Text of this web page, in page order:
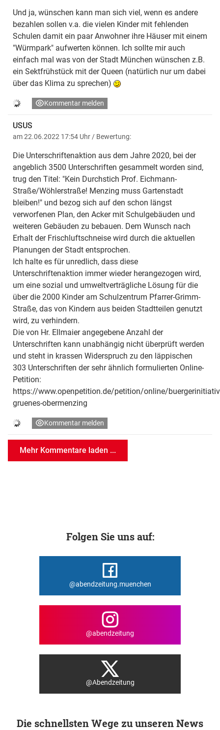
Und ja, wünschen kann man sich viel, wenn es andere
bezahlen sollen v.a. die vielen Kinder mit fehlenden
Schulen damit ein paar Anwohner ihre Häuser mit einem
"Würmpark" aufwerten können. Ich sollte mir auch
einfach mal was von der Stadt München wünschen z.B.
ein Sektfrühstück mit der Queen (natürlich nur um dabei
über das Klima zu sprechen)
Kommentar melden
USUS
am 22.06.2022 17:54 Uhr / Bewertung:
Die Unterschriftenaktion aus dem Jahre 2020, bei der
angeblich 3500 Unterschriften gesammelt worden sind,
trug den Titel: "Kein Durchstich Prof. Eichmann-
Straße/Wöhlerstraße! Menzing muss Gartenstadt
bleiben!" und bezog sich auf den schon längst
verworfenen Plan, den Acker mit Schulgebäuden und
weiteren Gebäuden zu bebauen. Dem Wunsch nach
Erhalt der Frischluftschneise wird durch die aktuellen
Planungen der Stadt entsprochen.
Ich halte es für unredlich, dass diese
Unterschriftenaktion immer wieder herangezogen wird,
um eine sozial und umweltverträgliche Lösung für die
über die 2000 Kinder am Schulzentrum Pfarrer-Grimm-
Straße, das von Kindern aus beiden Stadtteilen genutzt
wird, zu verhindern.
Die von Hr. Ellmaier angegebene Anzahl der
Unterschriften kann unabhängig nicht überprüft werden
und steht in krassen Widerspruch zu den läppischen
303 Unterschriften der sehr ähnlich formulierten Online-
Petition:
https://www.openpetition.de/petition/online/
gruenes-obermenzing
Kommentar melden
Mehr Kommentare laden ...
Folgen Sie uns auf:
@abendzeitung.muenchen
@abendzeitung
@Abendzeitung
Die schnellsten Wege zu unseren News